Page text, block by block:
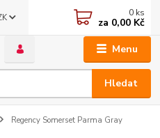
Menu
Hledat
0 ks
za 0,00 Kč
Regency Somerset Parma Gray